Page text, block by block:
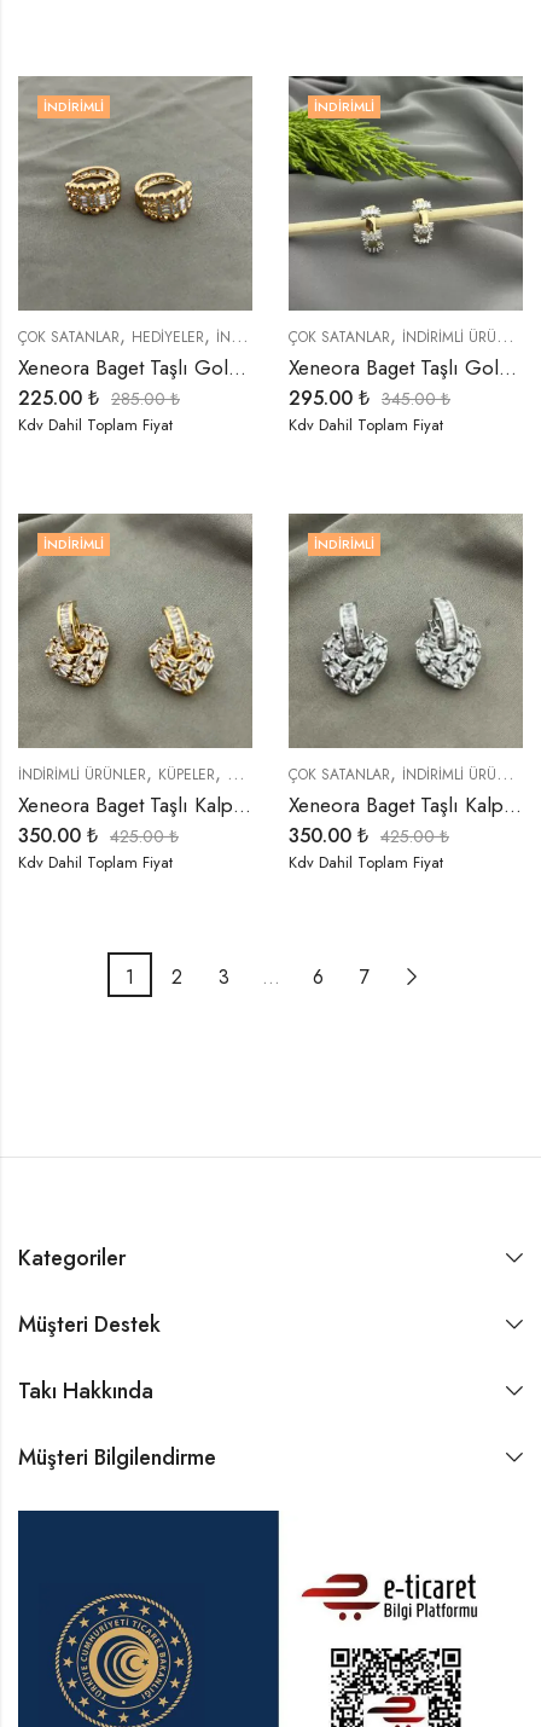
İNDIRIMLI
ÇOK SATANLAR, HEDIYELER, İNDIRIMLI ÜRÜNLER ,KÜPELER,TREND ÜRÜNLER
Xeneora Baget Taşlı Gold Küpe
225.00 ₺ 285.00₺
Kdv Dahil Toplam Fiyat
İNDIRIMLI
ÇOK SATANLAR, İNDIRIMLI ÜRÜNLER
Xeneora Baget Taşlı Gold Küpe
295.00 ₺ 345.00₺
Kdv Dahil Toplam Fiyat
İNDIRIMLI
İNDIRIMLI ÜRÜNLER, KÜPELER, ÖZEL SERİLER ,TREND ÜRÜNLER,YENI
Xeneora Baget Taşlı Kalp Gold Renk Küpe
350.00 ₺ 425.00₺
Kdv Dahil Toplam Fiyat
İNDIRIMLI
ÇOK SATANLAR, İNDIRIMLI ÜRÜNLER
Xeneora Baget Taşlı Kalp Gümüş Renk Küpe
350.00 ₺ 425.00₺
Kdv Dahil Toplam Fiyat
1 2 3 … 6 7
Kategoriler
Müşteri Destek
Takı Hakkında
Müşteri Bilgilendirme